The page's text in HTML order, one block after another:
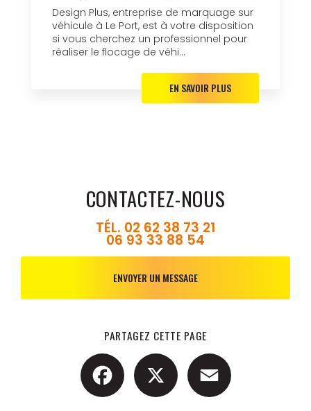
Design Plus, entreprise de marquage sur
véhicule à Le Port, est à votre disposition
si vous cherchez un professionnel pour
réaliser le flocage de véhi...
EN SAVOIR PLUS
CONTACTEZ-NOUS
TÉL. 02 62 38 73 21
06 93 33 88 54
ENVOYER UN MESSAGE
PARTAGEZ CETTE PAGE
Facebook